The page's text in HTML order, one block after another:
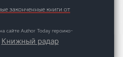
законченные книги от
сайте Author Today героико-
фэнтези с
и литРПГ в…
Книжный радар